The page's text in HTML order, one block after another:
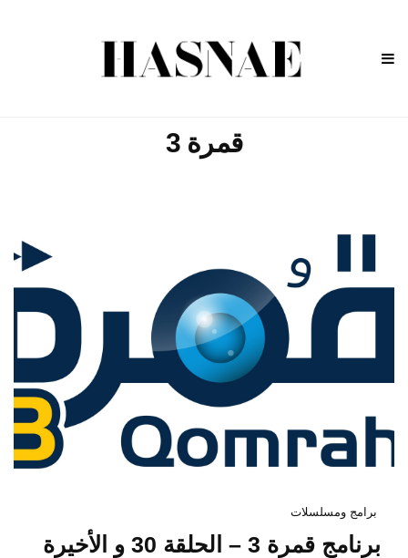
قمرة 3
برامج ومسلسلات
برنامج قمرة 3 – الحلقة 30 و الأخيرة